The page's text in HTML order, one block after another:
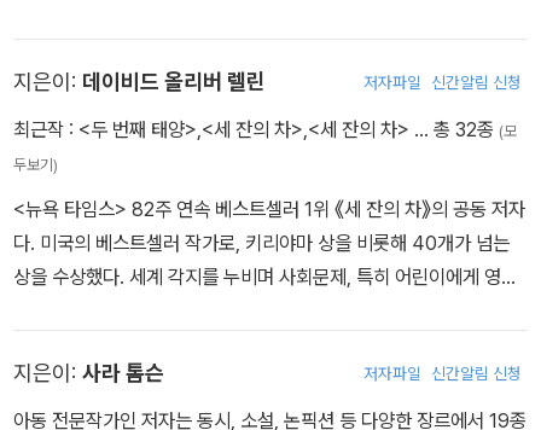
다. 이 일을 시작하기 전에 간호사였던 저자는 여동생의 죽음을 추모
하기 위해 K2봉을 오르지만 실패하고 탈진 상태에서 코르페라는 마
을로 오게 되면서 그의 인생은 완전히 바뀌게 된다. 이곳에서 극진한
교를 지어주겠다고 결심한다. 하지만 학교를 짓는 일은 쉽지가 않았
다. 기부금을 마련하기 위한 고생은 물론이고, 학교를 짓는 과정에서
아프가니스탄의 탈레반 무장 게릴라들에게 납치되어 8일 동안 감금
되기도 하고, 군벌들 간에 총격전이 벌어지는 곳에 들어가기도 했다.
또한 알카에다가 9.11 테러 공격을 한 직후, 저자와 같은 나라 사람인
지은이: 데이비드 올리버 렐린 저자파일 신간알림 신청
최근작 : <두 번째 태양>,<세 잔의 차>,<세 잔의 차> … 총 32종 (모
두보기)
<뉴욕 타임스> 82주 연속 베스트셀러 1위 《세 잔의 차》의 공동 저자
다. 미국의 베스트셀러 작가로, 키리야마 상을 비롯해 40개가 넘는
상을 수상했다. 세계 각지를 누비며 사회문제, 특히 어린이에게 영향
고했다. 《두 번째 태양》은 그의 유작이다.
지은이: 사라 톰슨 저자파일 신간알림 신청
아동 전문작가인 저자는 동시, 소설, 논픽션 등 다양한 장르에서 19종